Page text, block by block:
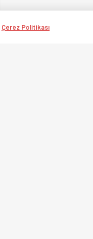
Çerez Politikası